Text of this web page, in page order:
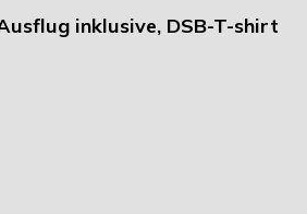
inklusive, DSB-T-shirt